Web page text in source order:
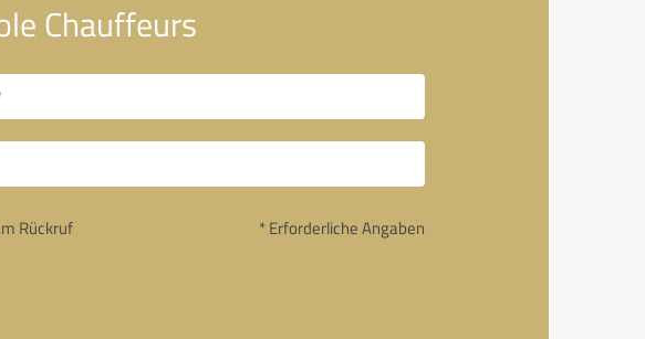
Chauffeurs
Rückruf * Erforderliche Angaben